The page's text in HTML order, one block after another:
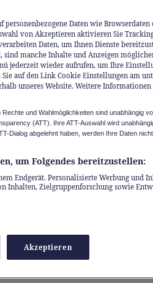
personenbezogene Daten wie Browserdaten
von Akzeptieren aktivieren Sie
Daten, um Ihnen Dienste
manche Inhalte und Anzeigen
jederzeit wieder aufrufen, um Ihre
auf den Link Cookie Einstellungen am
unseres Website. Weitere Informationen
und Wahlmöglichkeiten sind unabhängig
(ATT). Ihre ATT-Auswahl wird
Dialog abgelehnt haben, werden Ihre Daten
um Folgendes bereitzustellen:
Endgerät. Personalisierte Werbung und
Inhalten, Zielgruppenforschung sowie
Akzeptieren